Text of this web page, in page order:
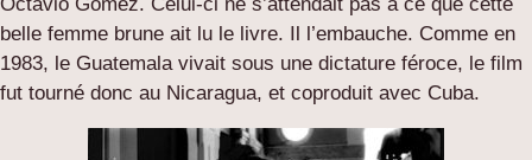
Octavio Gomez. Celui-ci ne s’attendait pas à ce que cette
belle femme brune ait lu le livre. Il l’embauche. Comme en
1983, le Guatemala vivait sous une dictature féroce, le film
fut tourné donc au Nicaragua, et coproduit avec Cuba.